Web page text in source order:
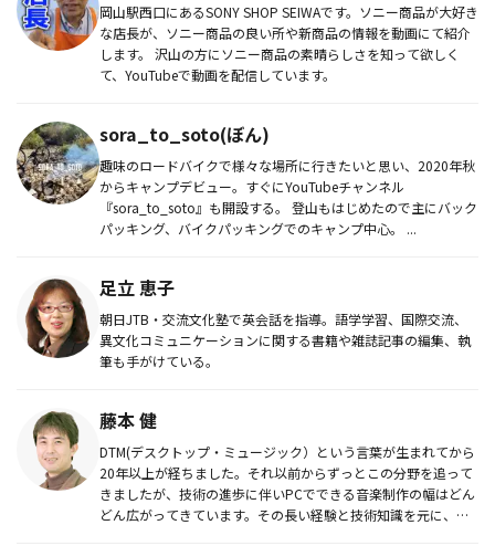
岡山駅西口にあるSONY SHOP SEIWAです。ソニー商品が大好き
な店長が、ソニー商品の良い所や新商品の情報を動画にて紹介
します。 沢山の方にソニー商品の素晴らしさを知って欲しく
て、YouTubeで動画を配信しています。
sora_to_soto(ぼん)
趣味のロードバイクで様々な場所に行きたいと思い、2020年秋
からキャンプデビュー。すぐにYouTubeチャンネル
『sora_to_soto』も開設する。 登山もはじめたので主にバック
パッキング、バイクパッキングでのキャンプ中心。 ...
足立 恵子
朝日JTB・交流文化塾で英会話を指導。語学学習、国際交流、
異文化コミュニケーションに関する書籍や雑誌記事の編集、執
筆も手がけている。
藤本 健
DTM(デスクトップ・ミュージック）という言葉が生まれてから
20年以上が経ちました。それ以前からずっとこの分野を追って
きましたが、技術の進歩に伴いPCでできる音楽制作の幅はどん
どん広がってきています。その長い経験と技術知識を元に、